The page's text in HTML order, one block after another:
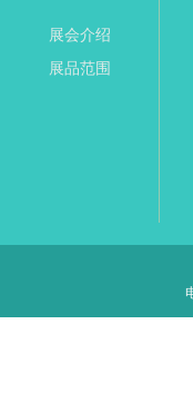
展会介绍
展品范围